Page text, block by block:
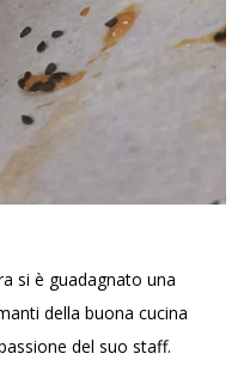
si è guadagnato una
della buona cucina
del suo staff.